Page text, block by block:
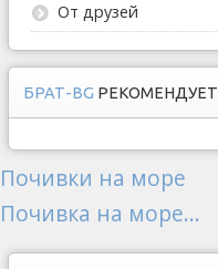
От друзей
БРАТ-BG РЕКОМЕНДУЕТ
Почивки на море
Почивка на море...